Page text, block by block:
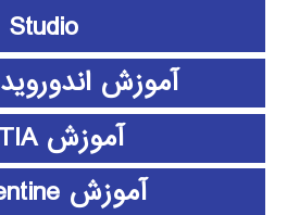
Studio
آموزش اندوروید android
آموزش CATIA
آموزش clementine